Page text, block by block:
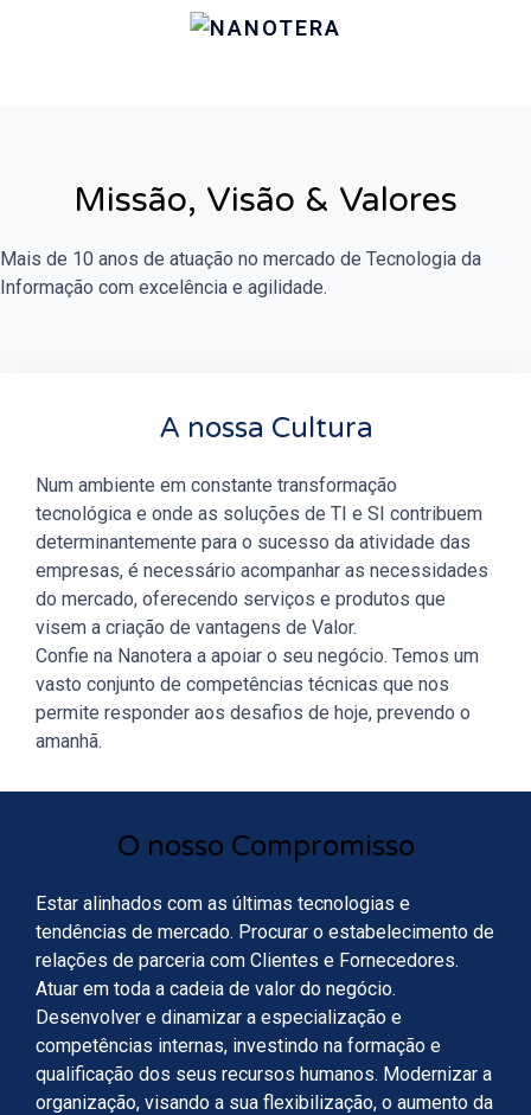
Missão, Visão & Valores
Mais de 10 anos de atuação no mercado de Tecnologia da
Informação com excelência e agilidade.
A nossa Cultura
Num ambiente em constante transformação
tecnológica e onde as soluções de TI e SI contribuem
determinantemente para o sucesso da atividade das
empresas, é necessário acompanhar as necessidades
do mercado, oferecendo serviços e produtos que
visem a criação de vantagens de Valor.
Confie na Nanotera a apoiar o seu negócio. Temos um
vasto conjunto de competências técnicas que nos
permite responder aos desafios de hoje, prevendo o
amanhã.
O nosso Compromisso
Estar alinhados com as últimas tecnologias e
tendências de mercado. Procurar o estabelecimento de
relações de parceria com Clientes e Fornecedores.
Atuar em toda a cadeia de valor do negócio.
Desenvolver e dinamizar a especialização e
competências internas, investindo na formação e
qualificação dos seus recursos humanos. Modernizar a
organização, visando a sua flexibilização, o aumento da